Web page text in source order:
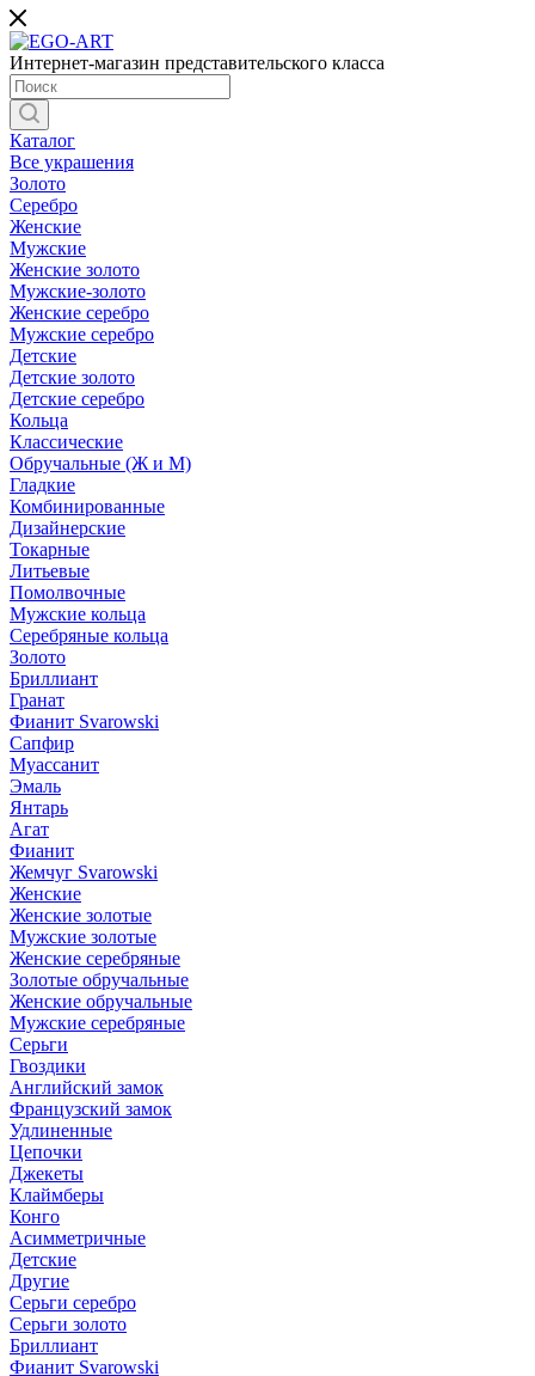
Интернет-магазин представительского класса
Каталог
Все украшения
Золото
Серебро
Женские
Мужские
Женские золото
Мужские-золото
Женские серебро
Мужские серебро
Детские
Детские золото
Детские серебро
Кольца
Классические
Обручальные (Ж и М)
Гладкие
Комбинированные
Дизайнерские
Токарные
Литьевые
Помолвочные
Мужские кольца
Серебряные кольца
Золото
Бриллиант
Гранат
Фианит Svarowski
Сапфир
Муассанит
Эмаль
Янтарь
Агат
Фианит
Жемчуг Svarowski
Женские
Женские золотые
Мужские золотые
Женские серебряные
Золотые обручальные
Женские обручальные
Мужские серебряные
Серьги
Гвоздики
Английский замок
Французский замок
Удлиненные
Цепочки
Джекеты
Клаймберы
Конго
Асимметричные
Детские
Другие
Серьги серебро
Серьги золото
Бриллиант
Фианит Svarowski